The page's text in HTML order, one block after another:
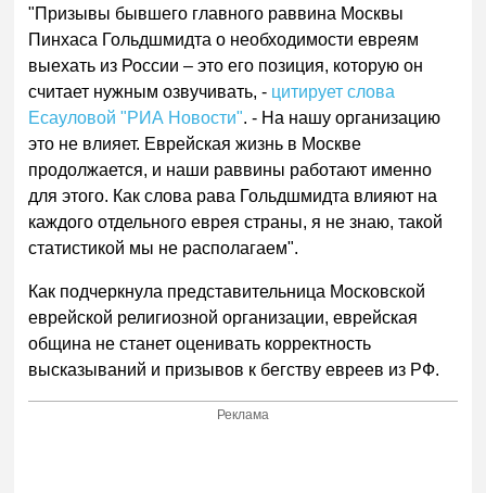
"Призывы бывшего главного раввина Москвы
Пинхаса Гольдшмидта о необходимости евреям
выехать из России – это его позиция, которую он
считает нужным озвучивать, - цитирует слова
Есауловой "РИА Новости". - На нашу организацию
это не влияет. Еврейская жизнь в Москве
продолжается, и наши раввины работают именно
для этого. Как слова рава Гольдшмидта влияют на
каждого отдельного еврея страны, я не знаю, такой
статистикой мы не располагаем".
Как подчеркнула представительница Московской
еврейской религиозной организации, еврейская
община не станет оценивать корректность
высказываний и призывов к бегству евреев из РФ.
Реклама